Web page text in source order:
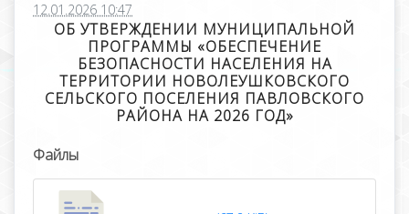
12.01.2026 10:47
ОБ УТВЕРЖДЕНИИ МУНИЦИПАЛЬНОЙ
ПРОГРАММЫ «ОБЕСПЕЧЕНИЕ
БЕЗОПАСНОСТИ НАСЕЛЕНИЯ НА
ТЕРРИТОРИИ НОВОЛЕУШКОВСКОГО
СЕЛЬСКОГО ПОСЕЛЕНИЯ ПАВЛОВСКОГО
РАЙОНА НА 2026 ГОД»
Файлы